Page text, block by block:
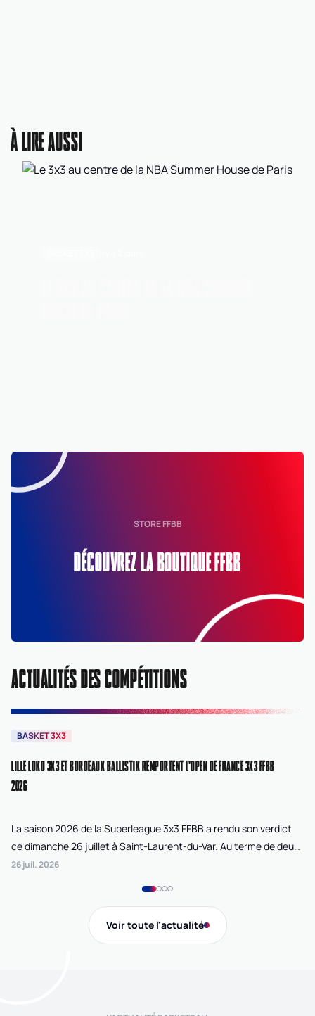
À LIRE AUSSI
STORE FFBB
DÉCOUVREZ LA BOUTIQUE FFBB
ACTUALITÉS DES COMPÉTITIONS
BASKET 3X3
LILLE LOKO 3X3 ET BORDEAUX BALLISTIK REMPORTENT L'OPEN DE FRANCE 3X3 FFBB
2026
La saison 2026 de la Superleague 3x3 FFBB a rendu son verdict
ce dimanche 26 juillet à Saint-Laurent-du-Var. Au terme de deux
journées de compétition disputées sur la plage Cousteau, Lille
26 juil. 2026
Voir toute l'actualité